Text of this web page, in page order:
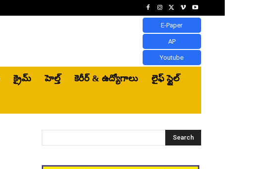
E-Paper
AP
Youtube
క్రైమ్ హెల్త్‌ కెరీర్ & ఉద్యోగాలు లైఫ్ స్టైల్
Search